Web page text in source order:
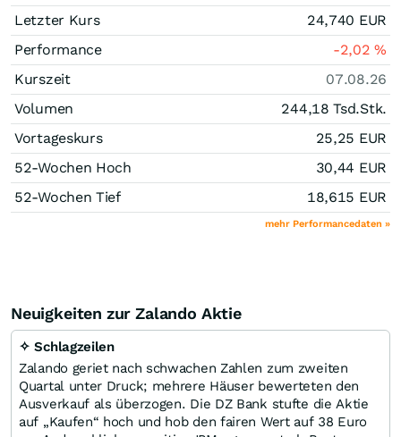
Letzter Kurs
24,740 EUR
Performance
-2,02%
Kurszeit
07.08.26
Volumen
244,18 Tsd.Stk.
Vortageskurs
25,25 EUR
52-Wochen Hoch
30,44 EUR
52-Wochen Tief
18,615 EUR
mehr Performancedaten »
Neuigkeiten zur Zalando Aktie
✧ Schlagzeilen
Zalando geriet nach schwachen Zahlen zum zweiten
Quartal unter Druck; mehrere Häuser bewerteten den
Ausverkauf als überzogen. Die DZ Bank stufte die Aktie
auf „Kaufen“ hoch und hob den fairen Wert auf 38 Euro